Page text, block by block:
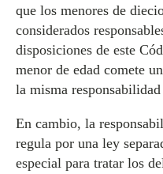
que los menores de
considerados
disposiciones de este
menor de edad comete
la misma
En cambio, la
regula por una ley
especial para tratar los